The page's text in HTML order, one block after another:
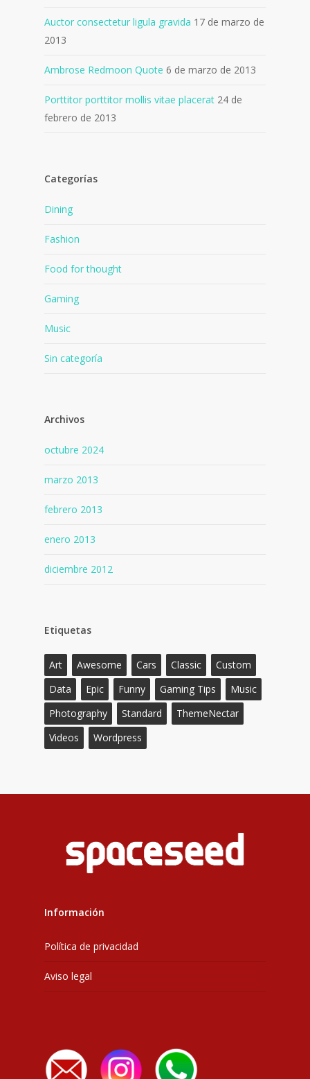
Auctor consectetur ligula gravida 17 de marzo de
2013
Ambrose Redmoon Quote 6 de marzo de 2013
Porttitor porttitor mollis vitae placerat 24 de
febrero de 2013
Categorías
Dining
Fashion
Food for thought
Gaming
Music
Sin categoría
Archivos
octubre 2024
marzo 2013
febrero 2013
enero 2013
diciembre 2012
Etiquetas
Art Awesome Cars Classic
Custom
Data
Epic Funny Gaming Tips
Music
Photography
Standard
ThemeNectar
Videos
Wordpress
Información
Política de privacidad
Aviso legal